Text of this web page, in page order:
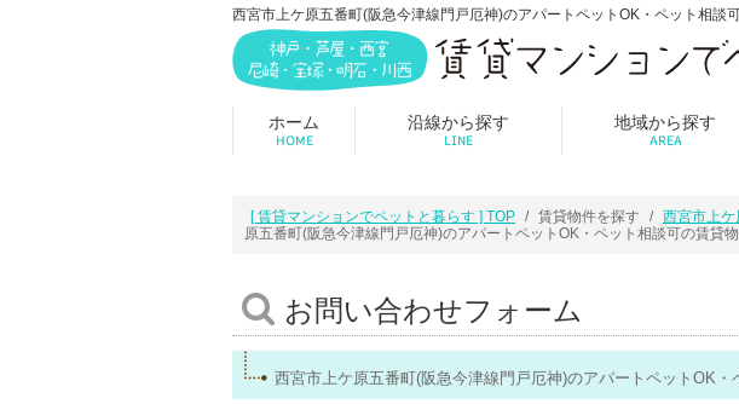
西宮市上ケ原五番町(阪急今津線門戸厄神)のアパートペットOK・ペット相
ホーム
HOME
沿線から探す
LINE
地域から探す
AREA
[ 賃貸マンションでペットと暮らす ] TOP 賃貸物件を探す 西宮市上
原五番町(阪急今津線門戸厄神)のアパートペットOK・ペット相談可の賃貸
お問い合わせフォーム
西宮市上ケ原五番町(阪急今津線門戸厄神)のアパートペットOK